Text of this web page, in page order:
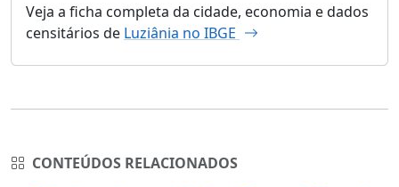
Veja a ficha completa da cidade, economia e dados
censitários de Luziânia no IBGE
CONTEÚDOS RELACIONADOS